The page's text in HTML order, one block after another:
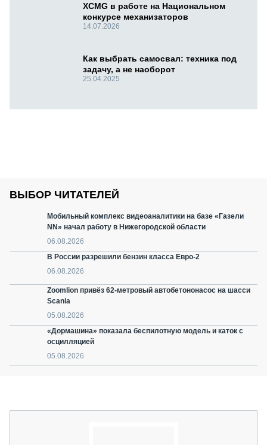
XCMG в работе на Национальном
конкурсе механизаторов
14.07.2026
Как выбрать самосвал: техника под
задачу, а не наоборот
25.04.2025
ВЫБОР ЧИТАТЕЛЕЙ
Мобильный комплекс видеоаналитики на базе «Газели
NN» начал работу в Нижегородской области
06.08.2026
В России разрешили бензин класса Евро-2
06.08.2026
Zoomlion привёз 62-метровый автобетононасос на шасси
Scania
05.08.2026
«Дормашина» показала беспилотную модель и каток с
осцилляцией
05.08.2026